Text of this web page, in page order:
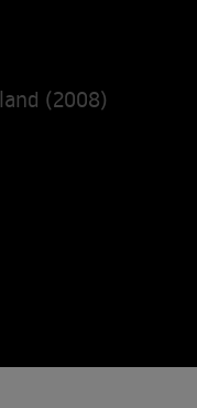
(2008)